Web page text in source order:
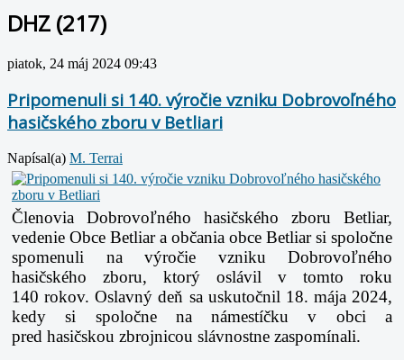
DHZ (217)
piatok, 24 máj 2024 09:43
Pripomenuli si 140. výročie vzniku Dobrovoľného
hasičského zboru v Betliari
Napísal(a) M. Terrai
Členovia Dobrovoľného hasičského zboru Betliar,
vedenie Obce Betliar a občania obce Betliar si spoločne
spomenuli na výročie vzniku Dobrovoľného
hasičského zboru, ktorý oslávil v tomto roku
140rokov. Oslavný deň sa uskutočnil 18. mája 2024,
kedy si spoločne na námestíčku v obci a
pred hasičskou zbrojnicou slávnostne zaspomínali.